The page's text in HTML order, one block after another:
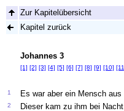
Zur Kapitelübersicht
Kapitel zurück
Johannes 3
[1] [2] [3] [4] [5] [6] [7] [8] [9] [10]
1 Es war aber ein Mensch
2
Dieser kam zu ihm bei